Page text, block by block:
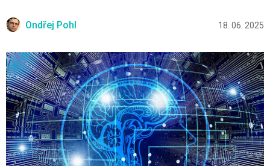
Ondřej Pohl 18. 06. 2025